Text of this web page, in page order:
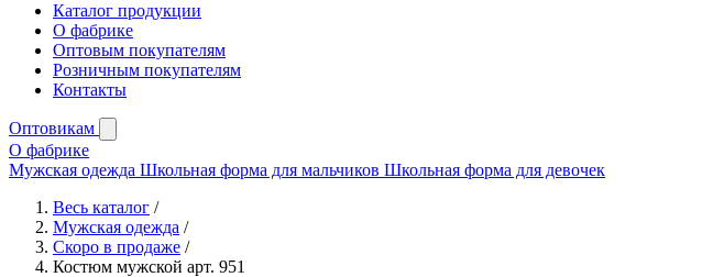
Каталог продукции
О фабрике
Оптовым покупателям
Розничным покупателям
Контакты
Оптовикам
О фабрике
Мужская одежда Школьная форма для мальчиков Школьная форма для девочек
Весь каталог /
Мужская одежда /
Скоро в продаже /
Костюм мужской арт. 951